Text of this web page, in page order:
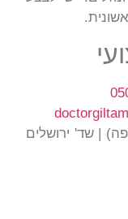
| שד' ירושלים